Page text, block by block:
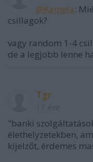
@Kamela:
csillagok?
vagy random 1-4
de a legjobb lenne
Tgr
"banki
élethelyzetekben,
kijelzőt, érdemes